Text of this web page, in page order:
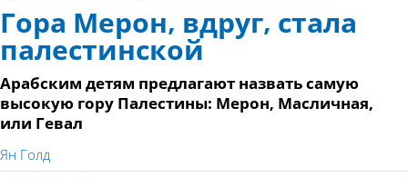
Гора Мерон, вдруг, стала
палестинской
Арабским детям предлагают назвать самую
высокую гору Палестины: Мерон, Масличная,
или Гевал
Ян Голд